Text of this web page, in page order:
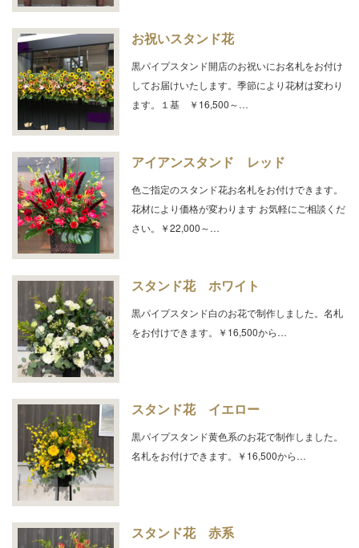
お祝いスタンド花
黒パイプスタンド開店のお祝いにお名札をお付け
してお届けいたします。季節により花材は変わり
ます。１基 ￥16,500～…
アイアンスタンド レッド
色ご指定のスタンド花お名札をお付けできます。
花材により価格が変わります お気軽にご相談くだ
さい。￥22,000～…
スタンド花 ホワイト
黒パイプスタンド白のお花で制作しました。名札
をお付けできます。￥16,500から…
スタンド花 イエロー
黒パイプスタンド黄色系のお花で制作しました。
名札をお付けできます。￥16,500から…
スタンド花 赤系